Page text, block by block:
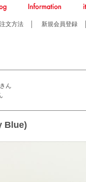
文方法 新規会員登録
ん
Blue)